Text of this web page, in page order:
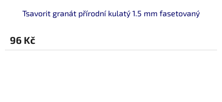
Tsavorit granát přírodní kulatý 1.5 mm fasetovaný
96 Kč